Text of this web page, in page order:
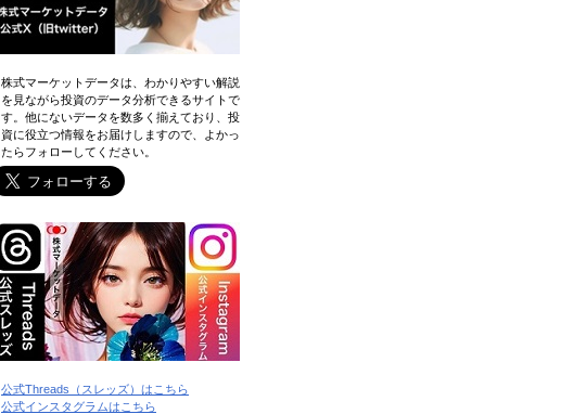
株式マーケットデータは、わかりやすい解説
を見ながら投資のデータ分析できるサイトで
す。他にないデータを数多く揃えており、投
資に役立つ情報をお届けしますので、よかっ
たらフォローしてください。
公式Threads（スレッズ）はこちら
公式インスタグラムはこちら